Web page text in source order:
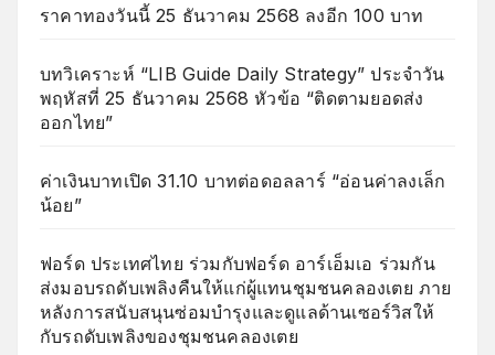
ราคาทองวันนี้ 25 ธันวาคม 2568 ลงอีก 100 บาท
บทวิเคราะห์ “LIB Guide Daily Strategy” ประจำวัน
พฤหัสที่ 25 ธันวาคม 2568 หัวข้อ “ติดตามยอดส่ง
ออกไทย”
ค่าเงินบาทเปิด 31.10 บาทต่อดอลลาร์ “อ่อนค่าลงเล็ก
น้อย”
ฟอร์ด ประเทศไทย ร่วมกับฟอร์ด อาร์เอ็มเอ ร่วมกัน
ส่งมอบรถดับเพลิงคืนให้แก่ผู้แทนชุมชนคลองเตย ภาย
หลังการสนับสนุนซ่อมบำรุงและดูแลด้านเซอร์วิสให้
กับรถดับเพลิงของชุมชนคลองเตย